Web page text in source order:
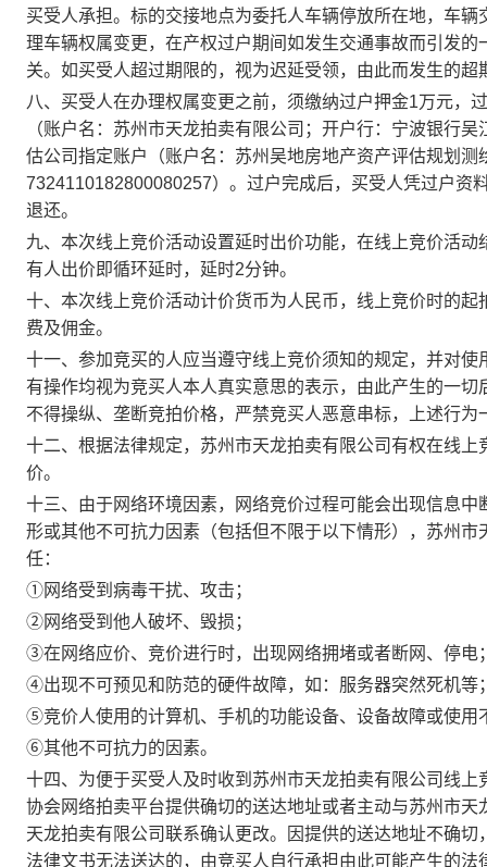
买受人承担。标的交接地点为委托人车辆停放所在地，车
理车辆权属变更，在产权过户期间如发生交通事故而引发
关。如买受人超过期限的，视为迟延受领，由此而发生的
八、买受人在办理权属变更之前，须缴纳过户押金1万元，
（账户名：苏州市天龙拍卖有限公司；开户行：宁波银行
估公司指定账户（账户名：苏州吴地房地产资产评估规划
7324110182800080257）。过户完成后，买受人凭过户资
退还。
九、本次线上竞价活动设置延时出价功能，在线上竞价活动
有人出价即循环延时，延时2分钟。
十、本次线上竞价活动计价货币为人民币，线上竞价时的
费及佣金。
十一、参加竞买的人应当遵守线上竞价须知的规定，并对
有操作均视为竞买人本人真实意思的表示，由此产生的一
不得操纵、垄断竞拍价格，严禁竞买人恶意串标，上述行
十二、根据法律规定，苏州市天龙拍卖有限公司有权在线
价。
十三、由于网络环境因素，网络竞价过程可能会出现信息
形或其他不可抗力因素（包括但不限于以下情形），苏州
任：
①网络受到病毒干扰、攻击；
②网络受到他人破坏、毁损；
③在网络应价、竞价进行时，出现网络拥堵或者断网、停电
④出现不可预见和防范的硬件故障，如：服务器突然死机等
⑤竞价人使用的计算机、手机的功能设备、设备故障或使用
⑥其他不可抗力的因素。
十四、为便于买受人及时收到苏州市天龙拍卖有限公司线
协会网络拍卖平台提供确切的送达地址或者主动与苏州市
天龙拍卖有限公司联系确认更改。因提供的送达地址不确
法律文书无法送达的，由竞买人自行承担由此可能产生的法